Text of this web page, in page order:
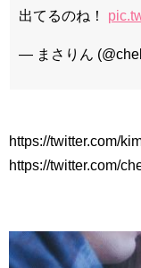
幻の王女チ
[Fan MV]七日
出てるのね！
— まさりん
https://twitter.com/
https://twitter.com/